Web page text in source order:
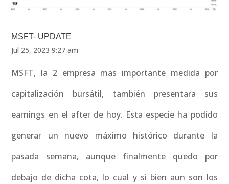
MSFT- UPDATE
Jul 25, 2023 9:27 am
MSFT, la 2 empresa mas importante medida por
capitalización bursátil, también presentara sus
earnings en el after de hoy. Esta especie ha podido
generar un nuevo máximo histórico durante la
pasada semana, aunque finalmente quedo por
debajo de dicha cota, lo cual y si bien aun son los